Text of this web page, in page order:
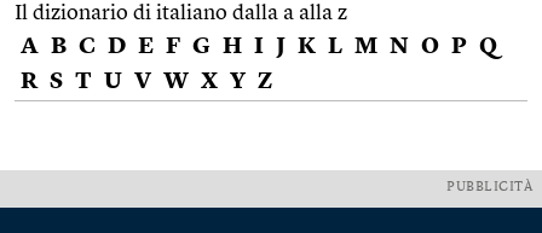
Il dizionario di italiano dalla a alla z
A B C D E F G H I J K L M N O P Q
R S T U V W X Y Z
PUBBLICITÀ